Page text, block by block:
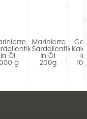
in Öl
g
Marinierte
Sardellenfilets
in Öl
200g